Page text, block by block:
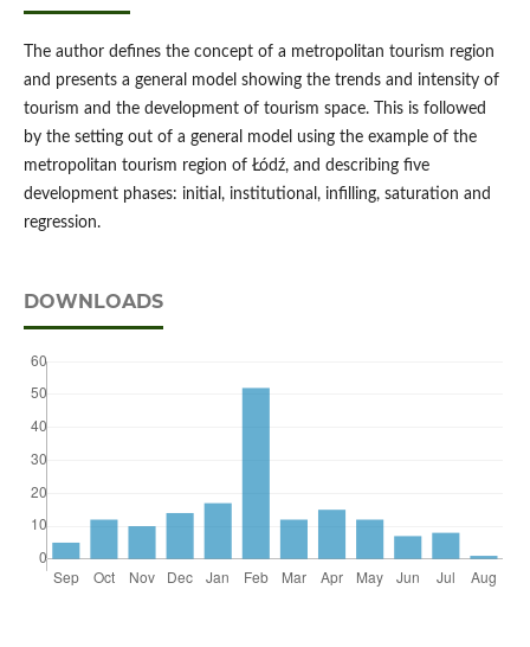
The author defines the concept of a metropolitan tourism region
and presents a general model showing the trends and intensity of
tourism and the development of tourism space. This is followed
by the setting out of a general model using the example of the
metropolitan tourism region of Łódź, and describing five
development phases: initial, institutional, infilling, saturation and
regression.
DOWNLOADS